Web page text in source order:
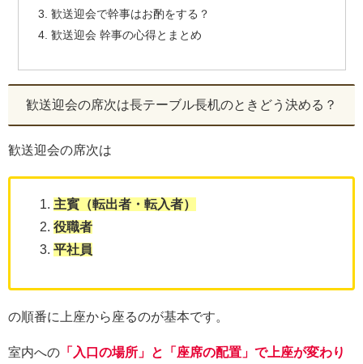
歓送迎会で幹事はお酌をする？
歓送迎会 幹事の心得とまとめ
歓送迎会の席次は長テーブル長机のときどう決める？
歓送迎会の席次は
主賓（転出者・転入者）
役職者
平社員
の順番に上座から座るのが基本です。
室内への 「入口の場所」と「座席の配置」で上座が変わり